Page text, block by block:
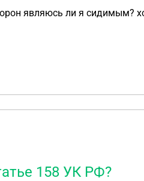
являюсь ли я сидимым?
158 УК РФ?